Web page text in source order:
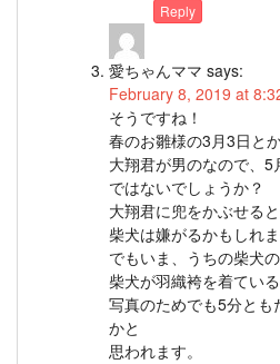
Reply
愛ちゃんママ says:
February 8, 2019 at
そうですね！
春のお雛様の3月3日と
大翔君が男のなので、
ではないでしょうか？
大翔君に兜をかぶせる
柴犬は嫌がるかもしれ
でもいま、うちの柴犬
柴犬が羽織袴を着てい
写真のためでも5分と
かと
思われます。